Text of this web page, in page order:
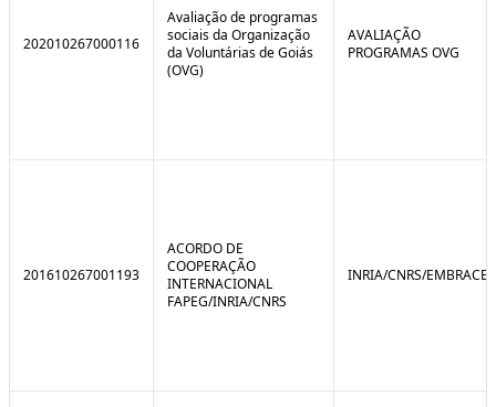
202010267000116
Avaliação de programas
sociais da Organização
da Voluntárias de Goiás
(OVG)
AVALIAÇÃO
PROGRAMAS OVG
201610267001193
ACORDO DE
COOPERAÇÃO
INTERNACIONAL
FAPEG/INRIA/CNRS
INRIA/CNRS/EMBRACE